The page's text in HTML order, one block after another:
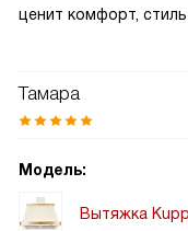
ценит комфорт,
Тамара
Модель:
Вытяжка